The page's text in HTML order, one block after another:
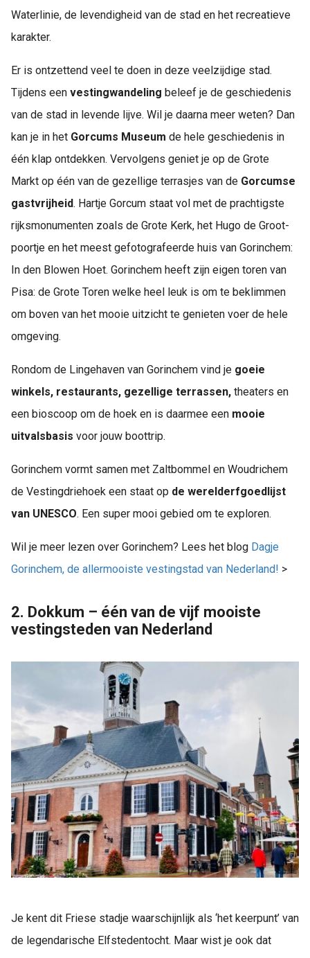
Waterlinie, de levendigheid van de stad en het recreatieve
karakter.
Er is ontzettend veel te doen in deze veelzijdige stad.
Tijdens een vestingwandeling beleef je de geschiedenis
van de stad in levende lijve. Wil je daarna meer weten? Dan
kan je in het Gorcums Museum de hele geschiedenis in
één klap ontdekken. Vervolgens geniet je op de Grote
Markt op één van de gezellige terrasjes van de Gorcumse
gastvrijheid. Hartje Gorcum staat vol met de prachtigste
rijksmonumenten zoals de Grote Kerk, het Hugo de Groot-
poortje en het meest gefotografeerde huis van Gorinchem:
In den Blowen Hoet. Gorinchem heeft zijn eigen toren van
Pisa: de Grote Toren welke heel leuk is om te beklimmen
om boven van het mooie uitzicht te genieten voer de hele
omgeving.
Rondom de Lingehaven van Gorinchem vind je goeie
winkels, restaurants, gezellige terrassen, theaters en
een bioscoop om de hoek en is daarmee een mooie
uitvalsbasis voor jouw boottrip.
Gorinchem vormt samen met Zaltbommel en Woudrichem
de Vestingdriehoek een staat op de werelderfgoedlijst
van UNESCO. Een super mooi gebied om te exploren.
Wil je meer lezen over Gorinchem? Lees het blog Dagje
Gorinchem, de allermooiste vestingstad van Nederland! >
2. Dokkum – één van de vijf mooiste
vestingsteden van Nederland
Je kent dit Friese stadje waarschijnlijk als ‘het keerpunt’ van
de legendarische Elfstedentocht. Maar wist je ook dat